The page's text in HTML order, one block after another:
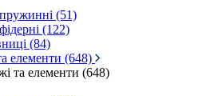
(51)
(122)
(84)
елементи (648)
та елементи (648)